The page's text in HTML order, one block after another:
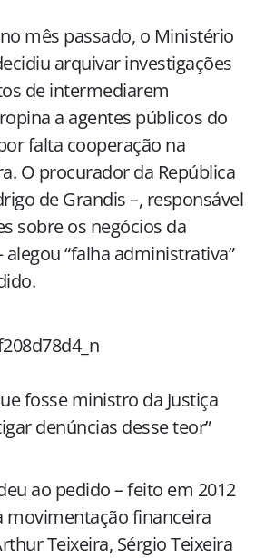
mês passado, o Ministério
arquivar investigações
de intermediarem
a agentes públicos do
falta cooperação na
O procurador da República
de Grandis –, responsável
sobre os negócios da
“falha administrativa”
fosse ministro da Justiça
denúncias desse teor”
ao pedido – feito em 2012
movimentação financeira
Teixeira, Sérgio Teixeira